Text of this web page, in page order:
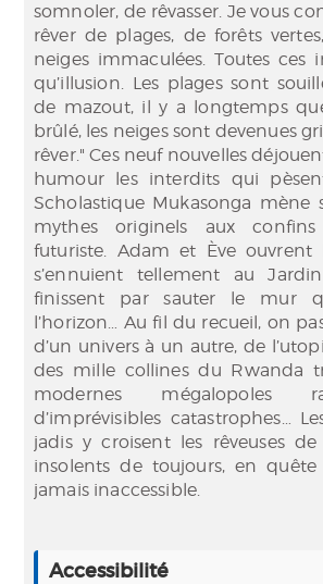
somnoler, de rêvasser. Je vous
rêver de plages, de forêts
neiges immaculées. Toutes ces
qu’illusion. Les plages sont
de mazout, il y a longtemps
brûlé, les neiges sont devenues
rêver." Ces neuf nouvelles
humour les interdits qui
Scholastique Mukasonga mène
mythes originels aux
futuriste. Adam et Ève
s’ennuient tellement au Jardin
finissent par sauter le mur
l’horizon… Au fil du recueil, on
d’un univers à un autre, de
des mille collines du Rwanda
modernes mégalopoles
d’imprévisibles catastrophes…
jadis y croisent les rêveuses
insolents de toujours, en quête
jamais inaccessible.
Accessibilité